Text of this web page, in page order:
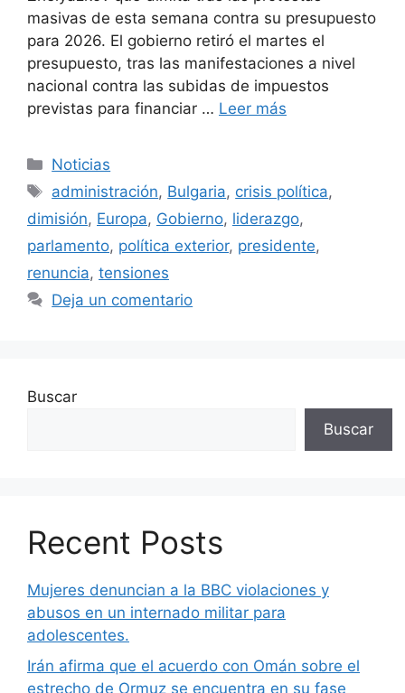
masivas de esta semana contra su presupuesto
para 2026. El gobierno retiró el martes el
presupuesto, tras las manifestaciones a nivel
nacional contra las subidas de impuestos
previstas para financiar … Leer más
Categorías
Noticias
Etiquetas
administración, Bulgaria, crisis política,
dimisión, Europa, Gobierno, liderazgo,
parlamento, política exterior, presidente,
renuncia, tensiones
Deja un comentario
Buscar
Buscar
Recent Posts
Mujeres denuncian a la BBC violaciones y
abusos en un internado militar para
adolescentes.
Irán afirma que el acuerdo con Omán sobre el
estrecho de Ormuz se encuentra en su fase